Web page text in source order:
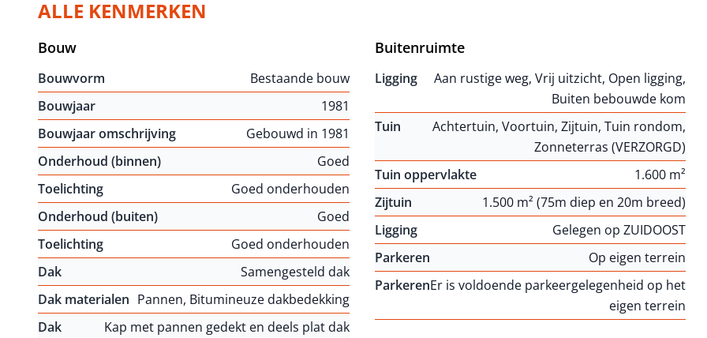
ALLE KENMERKEN
Bouw
Bouwvorm
Bestaande bouw
Bouwjaar
1981
Bouwjaar omschrijving
Gebouwd in 1981
Onderhoud (binnen)
Goed
Toelichting
Goed onderhouden
Onderhoud (buiten)
Goed
Toelichting
Goed onderhouden
Dak
Samengesteld dak
Dak materialen Pannen, Bitumineuze dakbedekking
Dak
Kap met pannen gedekt en deels plat dak
Buitenruimte
Ligging
Aan rustige weg, Vrij uitzicht, Open ligging,
Buiten bebouwde kom
Tuin
Achtertuin, Voortuin, Zijtuin, Tuin rondom,
Zonneterras (VERZORGD)
Tuin oppervlakte
1.600 m²
Zijtuin
1.500 m² (75m diep en 20m breed)
Ligging
Gelegen op ZUIDOOST
Parkeren
Op eigen terrein
ParkerenEr is voldoende parkeergelegenheid op het
eigen terrein